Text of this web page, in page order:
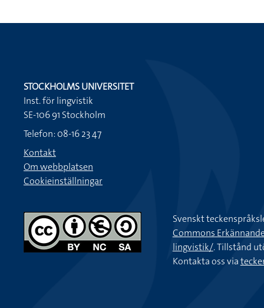
STOCKHOLMS UNIVERSITET
Inst. för lingvistik
SE-106 91 Stockholm
Telefon: 08-16 23 47
Kontakt
Om webbplatsen
Cookieinställningar
Svenskt
Commons
lingvistik/. Tillstånd
Kontakta oss via